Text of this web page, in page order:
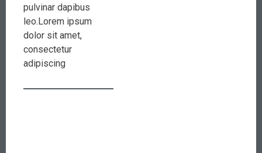
pulvinar dapibus
leo.Lorem ipsum
dolor sit amet,
consectetur
adipiscing